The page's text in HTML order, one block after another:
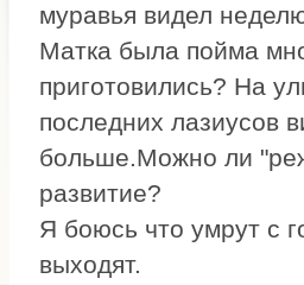
муравья видел
Матка была пойма
приготовились? На
последних лазиусов
больше.Можно ли
развитие?
Я боюсь что умрут с
выходят.